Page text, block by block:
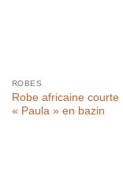
ROBES
Robe africaine courte
« Paula » en bazin